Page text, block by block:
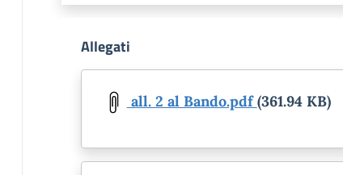
Allegati
all. 2 al Bando.pdf(361.94 KB)